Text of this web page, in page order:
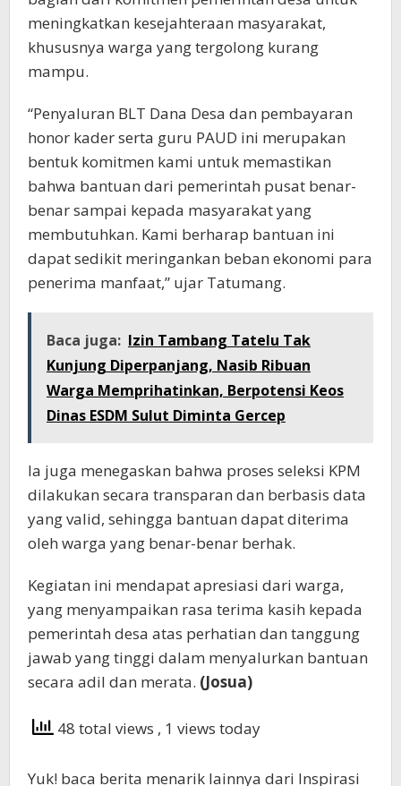
meningkatkan kesejahteraan masyarakat,
khususnya warga yang tergolong kurang
mampu.
“Penyaluran BLT Dana Desa dan pembayaran
honor kader serta guru PAUD ini merupakan
bentuk komitmen kami untuk memastikan
bahwa bantuan dari pemerintah pusat benar-
benar sampai kepada masyarakat yang
membutuhkan. Kami berharap bantuan ini
dapat sedikit meringankan beban ekonomi para
penerima manfaat,” ujar Tatumang.
Baca juga: Izin Tambang Tatelu Tak
Kunjung Diperpanjang, Nasib Ribuan
Warga Memprihatinkan, Berpotensi Keos
Dinas ESDM Sulut Diminta Gercep
Ia juga menegaskan bahwa proses seleksi KPM
dilakukan secara transparan dan berbasis data
yang valid, sehingga bantuan dapat diterima
oleh warga yang benar-benar berhak.
Kegiatan ini mendapat apresiasi dari warga,
yang menyampaikan rasa terima kasih kepada
pemerintah desa atas perhatian dan tanggung
jawab yang tinggi dalam menyalurkan bantuan
secara adil dan merata. (Josua)
48 total views , 1 views today
Yuk! baca berita menarik lainnya dari Inspirasi